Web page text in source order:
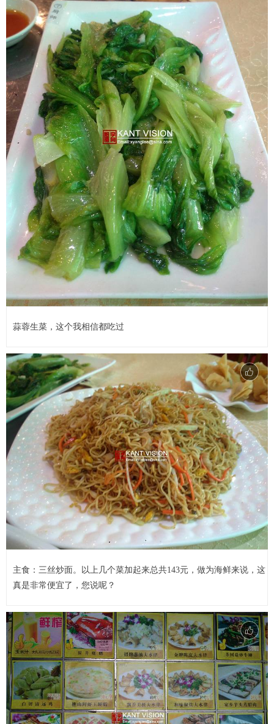
蒜蓉生菜，这个我相信都吃过
主食：三丝炒面。以上几个菜加起来总共143元，做为海鲜来说，这
真是非常便宜了，您说呢？